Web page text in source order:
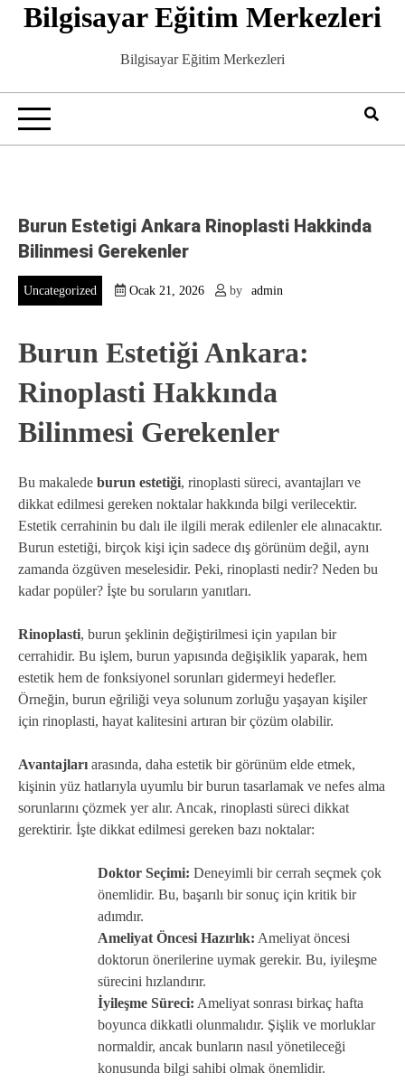
SkipBilgisayar Eğitim Merkezleri
Bilgisayar Eğitim Merkezleri
Burun Estetigi Ankara Rinoplasti Hakkinda
Bilinmesi Gerekenler
Uncategorized Ocak 21, 2026 by admin
Burun Estetiği Ankara:
Rinoplasti Hakkında
Bilinmesi Gerekenler
Bu makalede burun estetiği, rinoplasti süreci, avantajları ve
dikkat edilmesi gereken noktalar hakkında bilgi verilecektir.
Estetik cerrahinin bu dalı ile ilgili merak edilenler ele alınacaktır.
Burun estetiği, birçok kişi için sadece dış görünüm değil, aynı
zamanda özgüven meselesidir. Peki, rinoplasti nedir? Neden bu
kadar popüler? İşte bu soruların yanıtları.
Rinoplasti, burun şeklinin değiştirilmesi için yapılan bir
cerrahidir. Bu işlem, burun yapısında değişiklik yaparak, hem
estetik hem de fonksiyonel sorunları gidermeyi hedefler.
Örneğin, burun eğriliği veya solunum zorluğu yaşayan kişiler
için rinoplasti, hayat kalitesini artıran bir çözüm olabilir.
Avantajları arasında, daha estetik bir görünüm elde etmek,
kişinin yüz hatlarıyla uyumlu bir burun tasarlamak ve nefes alma
sorunlarını çözmek yer alır. Ancak, rinoplasti süreci dikkat
gerektirir. İşte dikkat edilmesi gereken bazı noktalar:
Doktor Seçimi: Deneyimli bir cerrah seçmek çok
önemlidir. Bu, başarılı bir sonuç için kritik bir
adımdır.
Ameliyat Öncesi Hazırlık: Ameliyat öncesi
doktorun önerilerine uymak gerekir. Bu, iyileşme
sürecini hızlandırır.
İyileşme Süreci: Ameliyat sonrası birkaç hafta
boyunca dikkatli olunmalıdır. Şişlik ve morluklar
normaldir, ancak bunların nasıl yönetileceği
konusunda bilgi sahibi olmak önemlidir.